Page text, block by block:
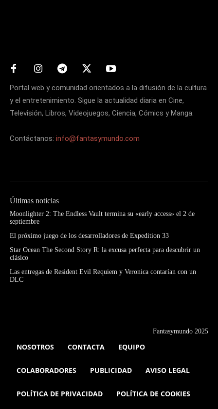
Portal web y comunidad orientados a la difusión de la cultura
y el entretenimiento. Sigue la actualidad diaria en Cine,
Televisión, Libros, Videojuegos, Ciencia, Cómics y Manga.
Contáctanos: info@fantasymundo.com
Últimas noticias
Moonlighter 2: The Endless Vault termina su «early access» el 2 de
septiembre
El próximo juego de los desarrolladores de Expedition 33
Star Ocean The Second Story R: la excusa perfecta para descubrir un
clásico
Las entregas de Resident Evil Requiem y Veronica contarían con un
DLC
Fantasymundo 2025
NOSOTROS CONTACTA EQUIPO
COLABORADORES PUBLICIDAD AVISO LEGAL
POLÍTICA DE PRIVACIDAD POLÍTICA DE COOKIES